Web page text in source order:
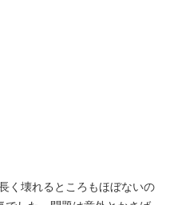
く壊れるところもほぼないの